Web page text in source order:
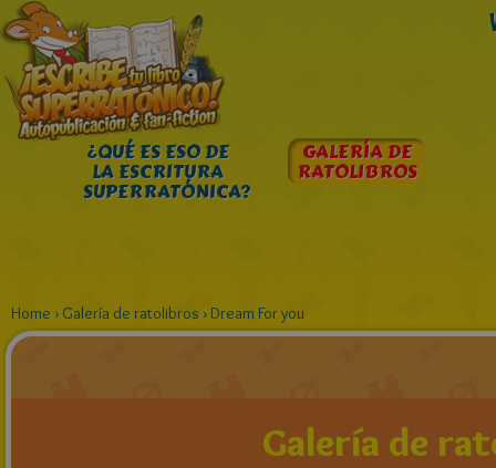
¿QUÉ ES ESO DE
LA ESCRITURA
SUPERRATÓNICA?
GALERÍA DE
RATOLIBROS
Home › Galería de ratolibros ›Dream For you
Galería de